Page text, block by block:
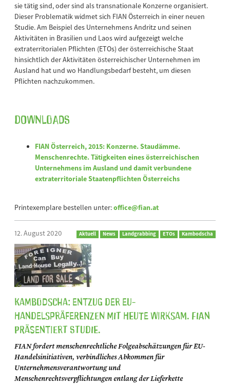
sie tätig sind, oder sind als transnationale Konzerne organisiert.
Dieser Problematik widmet sich FIAN Österreich in einer neuen
Studie. Am Beispiel des Unternehmens Andritz und seinen
Aktivitäten in Brasilien und Laos wird aufgezeigt welche
extraterritorialen Pflichten (ETOs) der österreichische Staat
hinsichtlich der Aktivitäten österreichischer Unternehmen im
Ausland hat und wo Handlungsbedarf besteht, um diesen
Pflichten nachzukommen.
Downloads
FIAN Österreich, 2015: Konzerne. Staudämme.
Menschenrechte. Tätigkeiten eines österreichischen
Unternehmens im Ausland und damit verbundene
extraterritoriale Staatenpflichten Österreichs
Printexemplare bestellen unter:office@fian.at
12. August 2020 Aktuell News Landgrabbing ETOs Kambodscha
Kambodscha: Entzug der EU-
Handelspräferenzen mit heute wirksam. FIAN
präsentiert Studie.
FIAN fordert menschenrechtliche Folgeabschätzungen für EU-
Handelsinitiativen, verbindliches Abkommen für
Unternehmensverantwortung und
Menschenrechtsverpflichtungen entlang der Lieferkette